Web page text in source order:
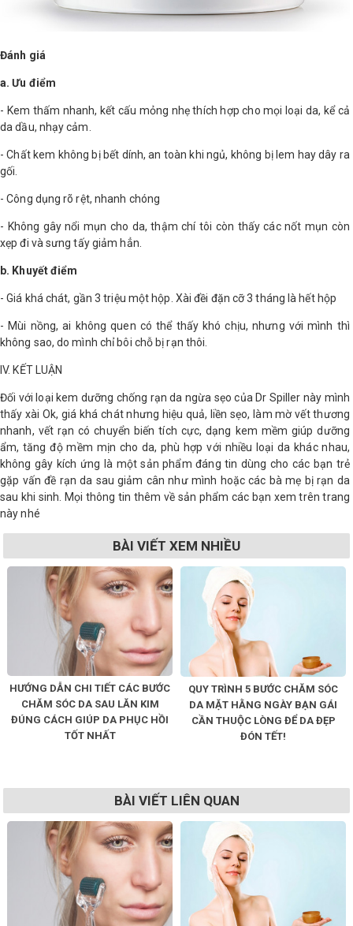
Đánh giá
a. Ưu điểm
- Kem thấm nhanh, kết cấu mỏng nhẹ thích hợp cho mọi loại da, kể cả
da dầu, nhạy cảm.
- Chất kem không bị bết dính, an toàn khi ngủ, không bị lem hay dây ra
gối.
- Công dụng rõ rệt, nhanh chóng
- Không gây nổi mụn cho da, thậm chí tôi còn thấy các nốt mụn còn
xẹp đi và sưng tấy giảm hẳn.
b. Khuyết điểm
- Giá khá chát, gần 3 triệu một hộp. Xài đềi đặn cỡ 3 tháng là hết hộp
- Mùi nồng, ai không quen có thể thấy khó chịu, nhưng với mình thì
không sao, do mình chỉ bôi chỗ bị rạn thôi.
IV. KẾT LUẬN
Đối với loại kem dưỡng chống rạn da ngừa sẹo của Dr Spiller này mình
thấy xài Ok, giá khá chát nhưng hiệu quả, liền sẹo, làm mờ vết thương
nhanh, vết rạn có chuyển biến tích cực, dạng kem mềm giúp dưỡng
ẩm, tăng độ mềm mịn cho da, phù hợp với nhiều loại da khác nhau,
không gây kích ứng là một sản phẩm đáng tin dùng cho các bạn trẻ
gặp vấn đề rạn da sau giảm cân như mình hoặc các bà mẹ bị rạn da
sau khi sinh. Mọi thông tin thêm về sản phẩm các bạn xem trên trang
này nhé
BÀI VIẾT XEM NHIỀU
HƯỚNG DẪN CHI TIẾT CÁC BƯỚC
CHĂM SÓC DA SAU LĂN KIM
ĐÚNG CÁCH GIÚP DA PHỤC HỒI
TỐT NHẤT
QUY TRÌNH 5 BƯỚC CHĂM SÓC
DA MẶT HẰNG NGÀY BẠN GÁI
CẦN THUỘC LÒNG ĐỂ DA ĐẸP
ĐÓN TẾT!
BÀI VIẾT LIÊN QUAN